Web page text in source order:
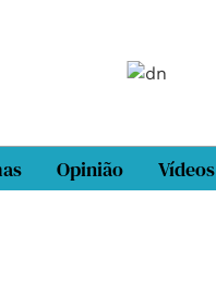
Opinião Vídeos